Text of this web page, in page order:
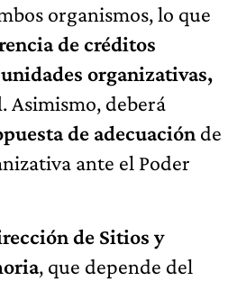
organismos, lo que
de créditos
organizativas,
. Asimismo, deberá
de adecuación de
ante el Poder
de Sitios y
, que depende del